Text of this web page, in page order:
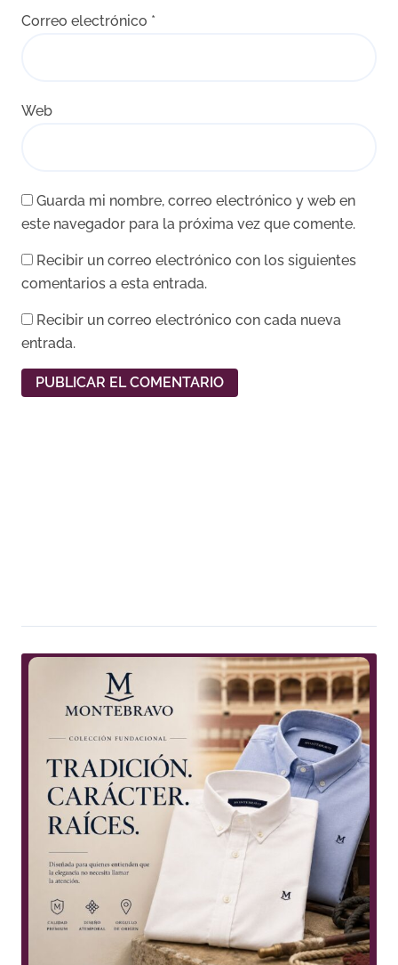
Correo electrónico *
Web
Guarda mi nombre, correo electrónico y web en
este navegador para la próxima vez que comente.
Recibir un correo electrónico con los siguientes
comentarios a esta entrada.
Recibir un correo electrónico con cada nueva
entrada.